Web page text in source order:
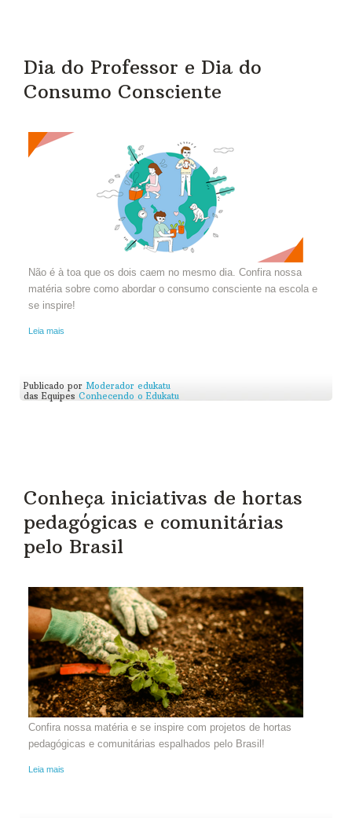
Dia do Professor e Dia do
Consumo Consciente
Não é à toa que os dois caem no mesmo dia. Confira nossa
matéria sobre como abordar o consumo consciente na escola e
se inspire!
Leia mais
Publicado por Moderador edukatu
das Equipes Conhecendo o Edukatu
Conheça iniciativas de hortas
pedagógicas e comunitárias
pelo Brasil
Confira nossa matéria e se inspire com projetos de hortas
pedagógicas e comunitárias espalhados pelo Brasil!
Leia mais